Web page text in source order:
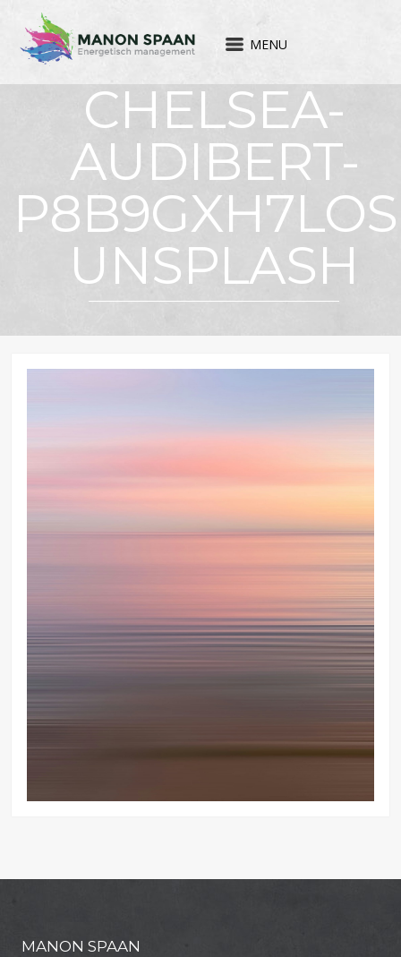
MENU
CHELSEA-
AUDIBERT-
UNSPLASH
MANON SPAAN